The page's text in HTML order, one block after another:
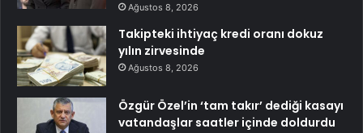
Ağustos 8, 2026
Takipteki ihtiyaç kredi oranı dokuz
yılın zirvesinde
Ağustos 8, 2026
Özgür Özel’in ‘tam takır’ dediği kasayı
vatandaşlar saatler içinde doldurdu